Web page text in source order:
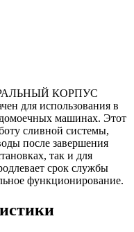
КОРПУС
для использования в
машинах. Этот
сливной системы,
после завершения
так и для
срок службы
функционирование.